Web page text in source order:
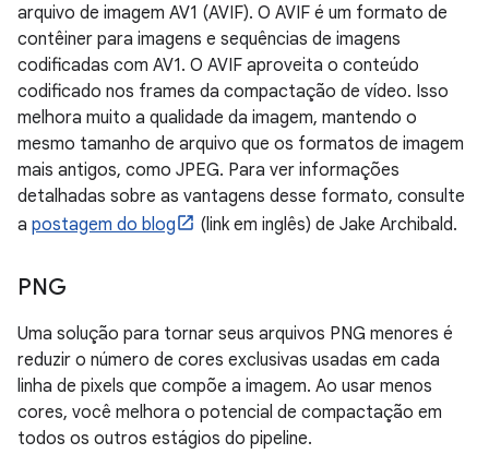
arquivo de imagem AV1 (AVIF). O AVIF é um formato de
contêiner para imagens e sequências de imagens
codificadas com AV1. O AVIF aproveita o conteúdo
codificado nos frames da compactação de vídeo. Isso
melhora muito a qualidade da imagem, mantendo o
mesmo tamanho de arquivo que os formatos de imagem
mais antigos, como JPEG. Para ver informações
detalhadas sobre as vantagens desse formato, consulte
a postagem do blog (link em inglês) de Jake Archibald.
PNG
Uma solução para tornar seus arquivos PNG menores é
reduzir o número de cores exclusivas usadas em cada
linha de pixels que compõe a imagem. Ao usar menos
cores, você melhora o potencial de compactação em
todos os outros estágios do pipeline.